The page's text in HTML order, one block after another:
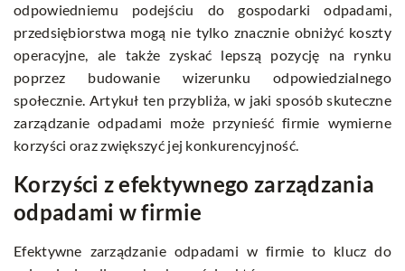
odpowiedniemu podejściu do gospodarki odpadami,
przedsiębiorstwa mogą nie tylko znacznie obniżyć koszty
operacyjne, ale także zyskać lepszą pozycję na rynku
poprzez budowanie wizerunku odpowiedzialnego
społecznie. Artykuł ten przybliża, w jaki sposób skuteczne
zarządzanie odpadami może przynieść firmie wymierne
korzyści oraz zwiększyć jej konkurencyjność.
Korzyści z efektywnego zarządzania
odpadami w firmie
Efektywne zarządzanie odpadami w firmie to klucz do